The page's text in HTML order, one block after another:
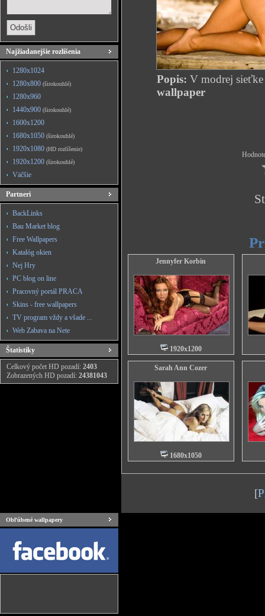
Najžiadanejšie rozlíšenia
1280x1024
1280x800 (širokouhlé)
1280x960
1440x900 (širokouhlé)
1600x1200
1680x1050 (širokouhlé)
1920x1080 (HD rozlíšenie)
1920x1200 (širokouhlé)
Väčšie
Partneri
BackLinks
Bau Market blog
Free Wallpapers
Katalóg okien
Nej Hry
PC blog on line
Pracovný portál PRACA
Skins - free wallpapers
TV program vždy a všade ...
Web Zabava na Nete
Štatistiky
Celkový počet HD pozadí: 2403
Zobrazených HD pozadí: 24381043
Popis: V modrej sieťke
wallpaper
Jennyfer Korbin
1920x1200
Sarah Ann Cozer
1680x1050
[
Obľúbené wallpapery